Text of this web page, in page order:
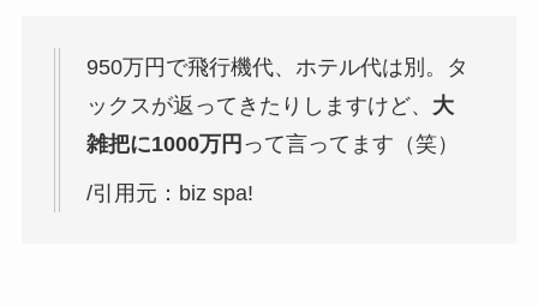
950万円で飛行機代、ホテル代は別。タ
ックスが返ってきたりしますけど、 大
雑把に1000万円 って言ってます（笑）
/引用元：biz spa!